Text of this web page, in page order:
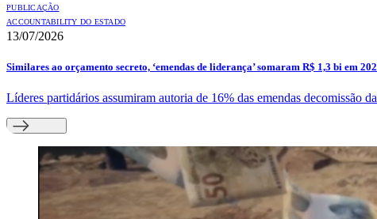
PUBLICAÇÃO
ACCOUNTABILITY DO ESTADO
13/07/2026
Similares ao orçamento secreto, ‘emendas de liderança’ somaram R$ 1,3 bi em
Líderes partidários assumiram autoria de 16% das emendas decomissão